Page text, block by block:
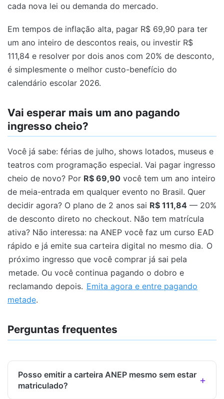
cada nova lei ou demanda do mercado.
Em tempos de inflação alta, pagar R$ 69,90 para ter
um ano inteiro de descontos reais, ou investir R$
111,84 e resolver por dois anos com 20% de desconto,
é simplesmente o melhor custo-benefício do
calendário escolar 2026.
Vai esperar mais um ano pagando
ingresso cheio?
Você já sabe: férias de julho, shows lotados, museus e
teatros com programação especial. Vai pagar ingresso
cheio de novo? Por R$ 69,90 você tem um ano inteiro
de meia-entrada em qualquer evento no Brasil. Quer
decidir agora? O plano de 2 anos sai R$ 111,84 — 20%
de desconto direto no checkout. Não tem matrícula
ativa? Não interessa: na ANEP você faz um curso EAD
rápido e já emite sua carteira digital no mesmo dia. O
próximo ingresso que você comprar já sai pela
metade. Ou você continua pagando o dobro e
reclamando depois. Emita agora e entre pagando
metade.
Perguntas frequentes
Posso emitir a carteira ANEP mesmo sem estar
matriculado?